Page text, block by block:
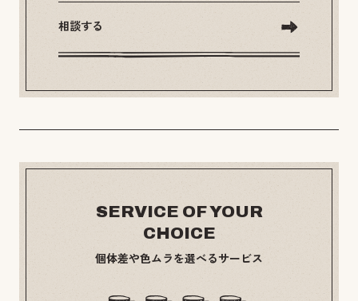
相談する
SERVICE OF YOUR
CHOICE
個体差や色ムラを選べるサービス